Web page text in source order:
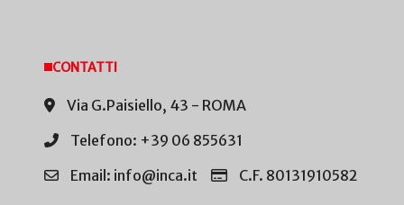
CONTATTI
Via G.Paisiello, 43 - ROMA
Telefono: +39 06 855631
Email: info@inca.it
C.F. 80131910582